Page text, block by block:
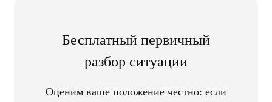
Бесплатный первичный
разбор ситуации
Оценим ваше положение честно: если